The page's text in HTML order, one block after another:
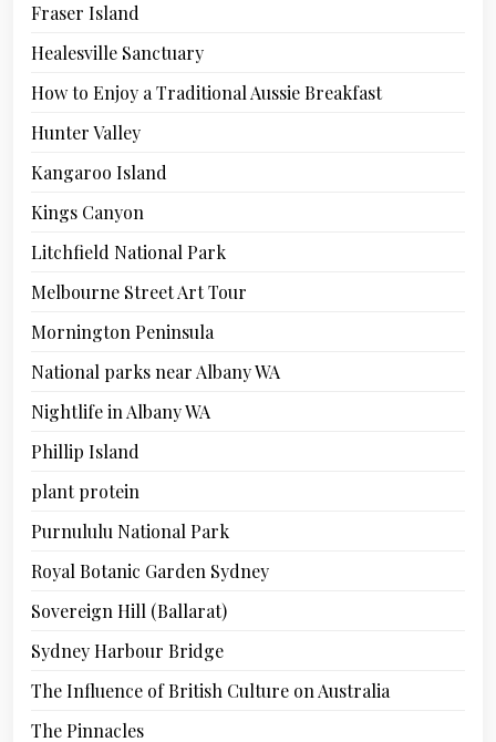
Fraser Island
Healesville Sanctuary
How to Enjoy a Traditional Aussie Breakfast
Hunter Valley
Kangaroo Island
Kings Canyon
Litchfield National Park
Melbourne Street Art Tour
Mornington Peninsula
National parks near Albany WA
Nightlife in Albany WA
Phillip Island
plant protein
Purnululu National Park
Royal Botanic Garden Sydney
Sovereign Hill (Ballarat)
Sydney Harbour Bridge
The Influence of British Culture on Australia
The Pinnacles